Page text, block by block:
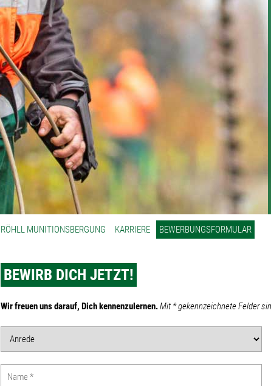
RÖHLL MUNITIONSBERGUNG KARRIERE BEWERBUNGSFORMULAR
BEWIRB DICH JETZT!
Wir freuen uns darauf, Dich kennenzulernen.Mit * gekennzeichnete Felder